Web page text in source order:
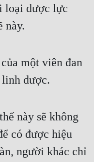
loại dược lực
này.
một viên đan
linh dược.
này sẽ không
có được hiệu
người khác chỉ